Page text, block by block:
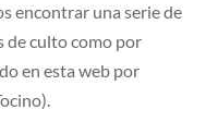
encontrar una serie de
de culto como por
en esta web por